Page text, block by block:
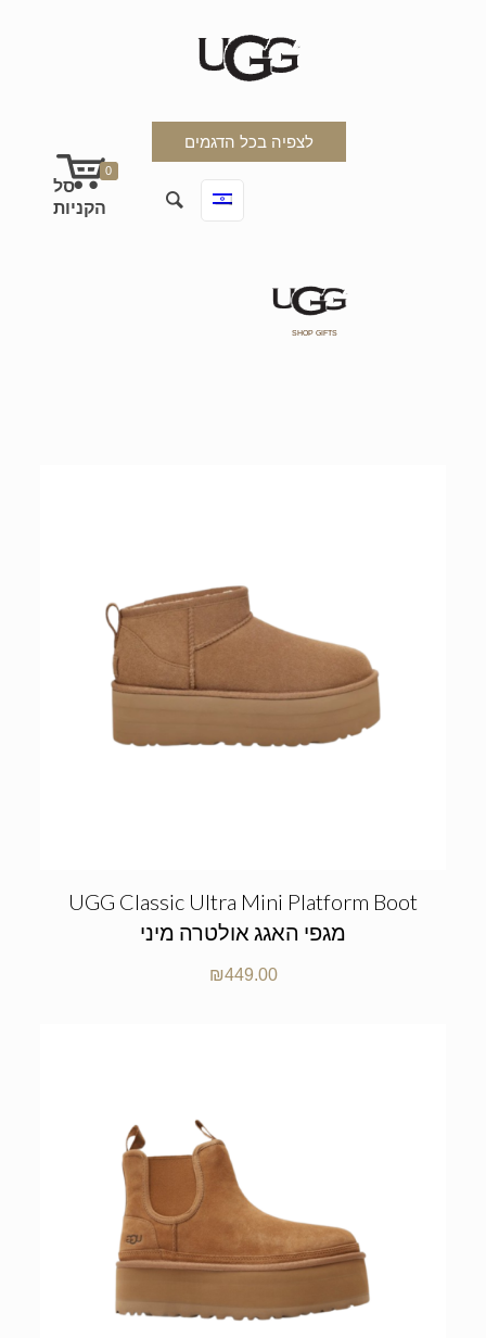
לצפיה בכל הדגמים
0
SHOP GIFTS
UGG Classic Ultra Mini Platform Boot
מגפי האגג אולטרה מיני
₪449.00